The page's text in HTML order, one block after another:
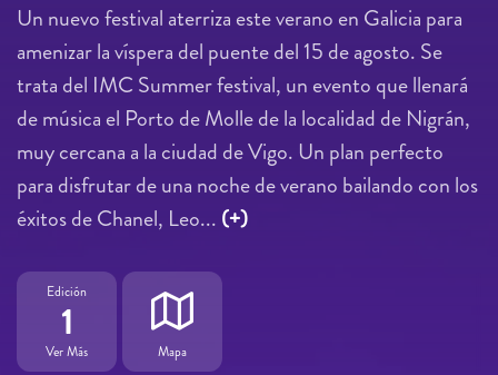
Un nuevo festival aterriza este verano en Galicia para
amenizar la víspera del puente del 15 de agosto. Se
trata del IMC Summer festival, un evento que llenará
de música el Porto de Molle de la localidad de Nigrán,
muy cercana a la ciudad de Vigo. Un plan perfecto
para disfrutar de una noche de verano bailando con los
éxitos de Chanel, Leo... (+)
Edición
1
Ver Más Mapa